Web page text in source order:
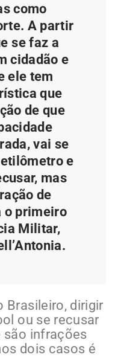
como
A partir
se faz a
cidadão e
ele tem
que
de que
vai se
e
mas
de
o primeiro
Militar,
Brasileiro, dirigir
ou se recusar
são infrações
dois casos é